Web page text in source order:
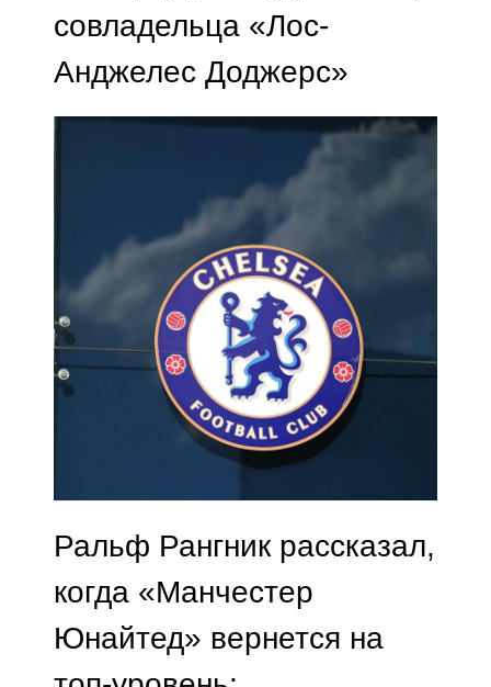
совладельца «Лос-
Анджелес Доджерс»
Ральф Рангник рассказал,
когда «Манчестер
Юнайтед» вернется на